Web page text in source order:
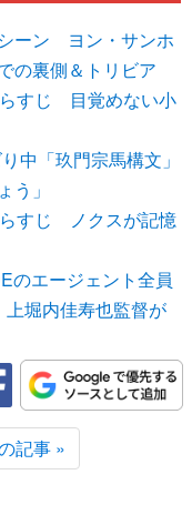
ーン ヨン・サンホ
の裏側＆トリビア
らすじ 目覚めない小
中「玖門宗馬構文」
う」
らすじ ノクスが記憶
のエージェント全員
堀内佳寿也監督が
記事 »